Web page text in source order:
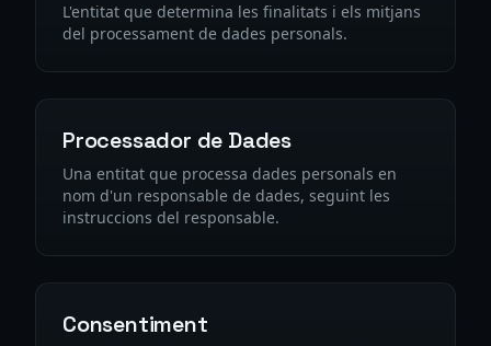
L'entitat que determina les finalitats i els mitjans
del processament de dades personals.
Processador de Dades
Una entitat que processa dades personals en
nom d'un responsable de dades, seguint les
instruccions del responsable.
Consentiment